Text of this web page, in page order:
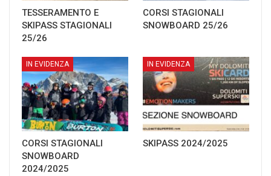
TESSERAMENTO E
SKIPASS STAGIONALI
25/26
CORSI STAGIONALI
SNOWBOARD 25/26
IN EVIDENZA
CORSI STAGIONALI
SNOWBOARD
2024/2025
IN EVIDENZA
SKIPASS 2024/2025